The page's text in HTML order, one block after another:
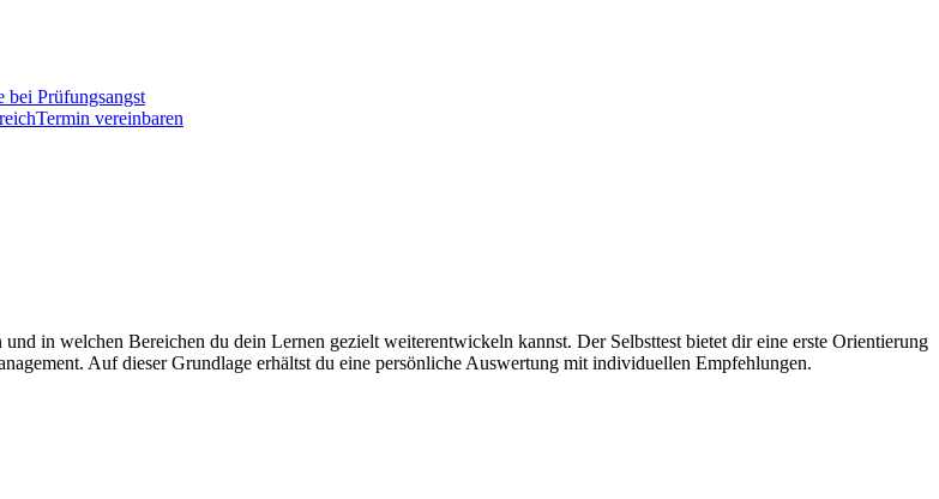
bei Prüfungsangst
Termin vereinbaren
in welchen Bereichen du dein Lernen gezielt weiterentwickeln kannst. Der Selbsttest bietet dir eine erste Orientierung
Auf dieser Grundlage erhältst du eine persönliche Auswertung mit individuellen Empfehlungen.